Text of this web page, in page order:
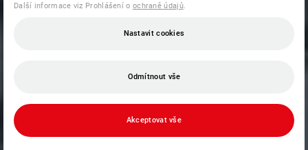
Další informace viz Prohlášení o ochraně údajů.
Nastavit cookies
Odmítnout vše
Akceptovat vše